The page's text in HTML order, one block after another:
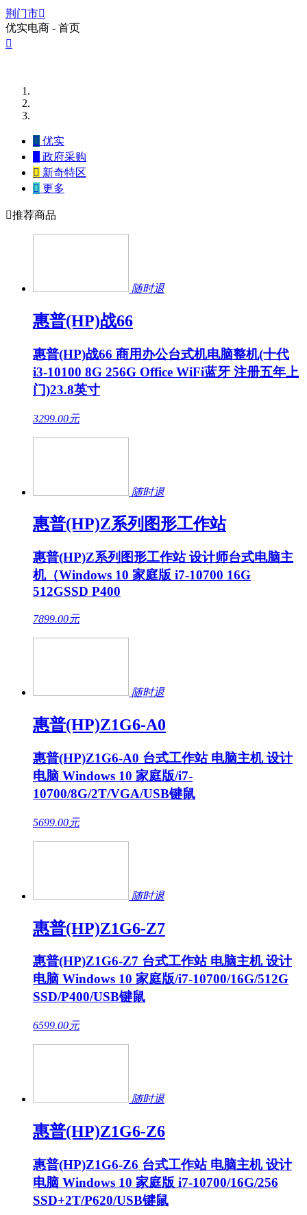
荆门市
优实电商 - 首页

 优实
政府采购
 新奇特区
 更多
推荐商品
随时退
惠普(HP)战66
惠普(HP)战66 商用办公台式机电脑整机(十代
i3-10100 8G 256G Office WiFi蓝牙 注册五年上
门)23.8英寸
3299.00元
随时退
惠普(HP)Z系列图形工作站
惠普(HP)Z系列图形工作站 设计师台式电脑主
机（Windows 10 家庭版 i7-10700 16G
512GSSD P400
7899.00元
随时退
惠普(HP)Z1G6-A0
惠普(HP)Z1G6-A0 台式工作站 电脑主机 设计
电脑 Windows 10 家庭版/i7-
10700/8G/2T/VGA/USB键鼠
5699.00元
随时退
惠普(HP)Z1G6-Z7
惠普(HP)Z1G6-Z7 台式工作站 电脑主机 设计
电脑 Windows 10 家庭版/i7-10700/16G/512G
SSD/P400/USB键鼠
6599.00元
随时退
惠普(HP)Z1G6-Z6
惠普(HP)Z1G6-Z6 台式工作站 电脑主机 设计
电脑 Windows 10 家庭版 i7-10700/16G/256
SSD+2T/P620/USB键鼠